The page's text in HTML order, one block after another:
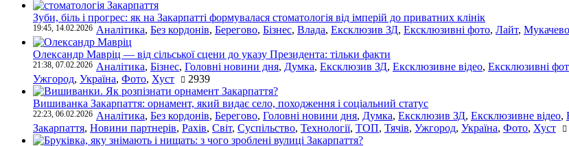
Зуби, біль і прогрес: як на Закарпатті формувалася стоматологія від імперій до приватних клінік
19:45, 14.02.2026 Аналітика, Без кордонів, Берегово, Бізнес, Влада, Ексклюзив ЗД, Ексклюзивні фото, Лайт, Мукачево
Олександр Мавріц — від сільської сцени до указу Президента: тільки факти
21:38, 07.02.2026 Аналітика, Бізнес, Головні новини дня, Думка, Ексклюзив ЗД, Ексклюзивне відео, Ексклюзивні
Ужгород, Україна, Фото, Хуст 2939
Вишиванка Закарпаття: орнамент, який видає село, походження і соціальний статус
22:23, 06.02.2026 Аналітика, Без кордонів, Берегово, Головні новини дня, Думка, Ексклюзив ЗД, Ексклюзивне відео,
Закарпаття, Новини партнерів, Рахів, Світ, Суспільство, Технології, ТОП, Тячів, Ужгород, Україна, Фото, Хуст